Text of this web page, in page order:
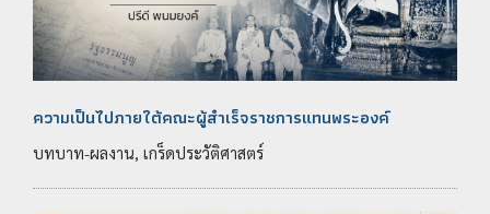
ความเป็นไปภายใต้คณะผู้สำเร็จราชการแทนพระองค์
บทบาท-ผลงาน, เกร็ดประวัติศาสตร์